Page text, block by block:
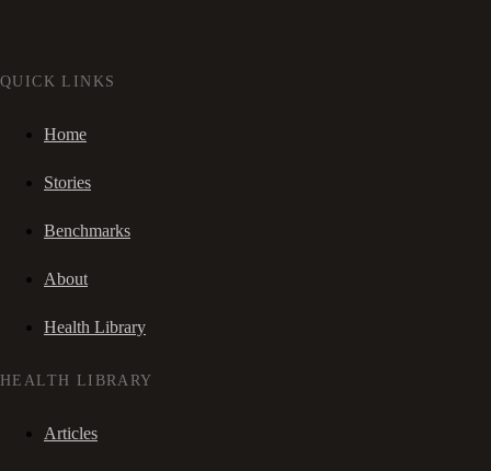
QUICK LINKS
Home
Stories
Benchmarks
About
Health Library
HEALTH LIBRARY
Articles